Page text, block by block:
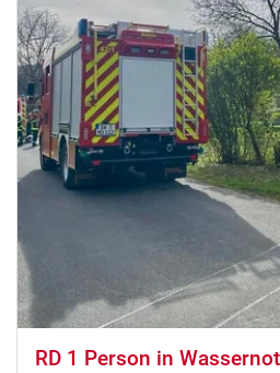
RD 1 Person in Wassernot